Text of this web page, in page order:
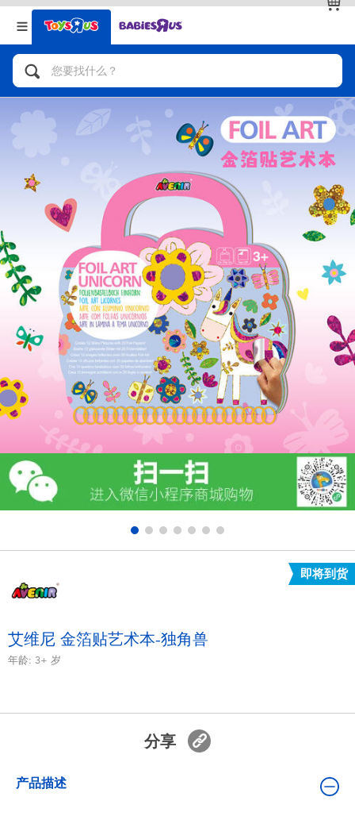
返回
分类目录
人气英雄，角色扮演，射击玩具
自行车，滑板车，骑乘车
拼砌组合及乐高LEGO
玩具车，货车，火车及遥控系列
手工艺，文具，蜡笔，泥胶，画板
娃娃，芭比，收藏公仔
电子玩具
游戏及拼图系列
益智学习玩具
户外及运动产品
模仿，化妆及造型系列
毛绒公仔玩具
返回
品牌
查看全部
即将到货
艾维尼 金箔贴艺术本-独角兽
年龄: 3+ 岁
分享
产品描述